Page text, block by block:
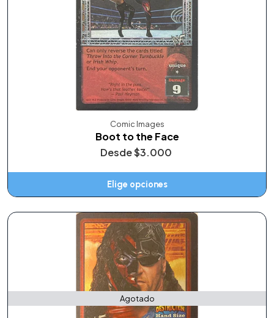
Comic Images
Boot to the Face
Desde$3.000
Elige opciones
Agotado